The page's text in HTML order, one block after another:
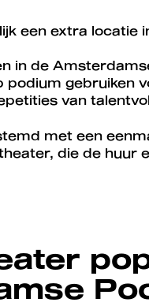
een extra locatie
in de
podium gebruiken
van
met een
die de huur